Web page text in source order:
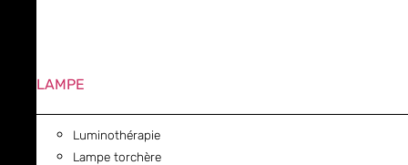
LAMPE
Luminothérapie
Lampe torchère